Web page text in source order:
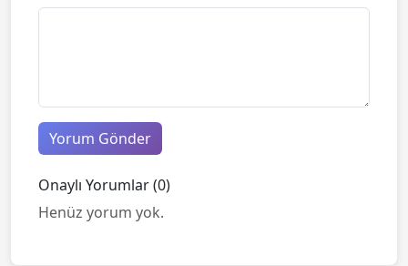
Yorum Gönder
Onaylı Yorumlar (0)
Henüz yorum yok.